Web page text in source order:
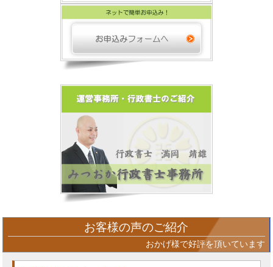
お客様の声のご紹介
おかげ様で好評を頂いています